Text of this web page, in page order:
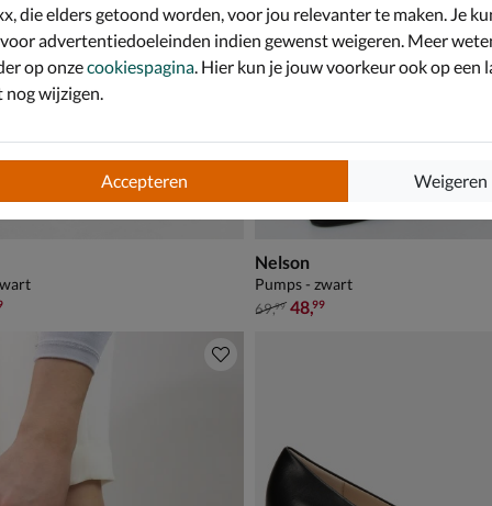
voor € 48,99
Nelson
Pumps - zwart
van € 69,99 voor € 48,99
69,99 48,99
die elders getoond worden, voor jou relevanter te maken. Je
advertentiedoeleinden indien gewenst weigeren. Meer
op onzecookiespagina . Hier kun je jouw voorkeur ook op een
wijzigen.
Accepteren Weigeren